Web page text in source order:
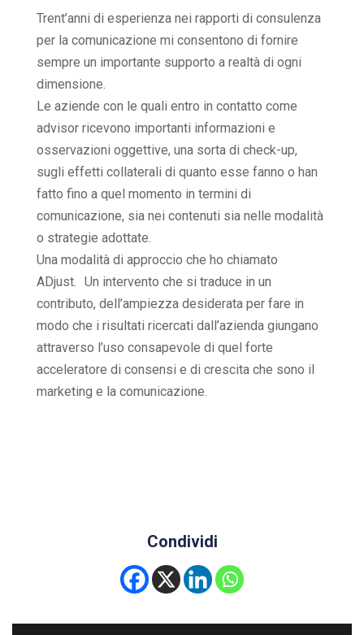
Trent’anni di esperienza nei rapporti di consulenza
per la comunicazione mi consentono di fornire
sempre un importante supporto a realtà di ogni
dimensione.
Le aziende con le quali entro in contatto come
advisor ricevono importanti informazioni e
osservazioni oggettive, una sorta di check-up,
sugli effetti collaterali di quanto esse fanno o han
fatto fino a quel momento in termini di
comunicazione, sia nei contenuti sia nelle modalità
o strategie adottate.
Una modalità di approccio che ho chiamato
ADjust. Un intervento che si traduce in un
contributo, dell’ampiezza desiderata per fare in
modo che i risultati ricercati dall’azienda giungano
attraverso l’uso consapevole di quel forte
acceleratore di consensi e di crescita che sono il
marketing e la comunicazione.
Condividi